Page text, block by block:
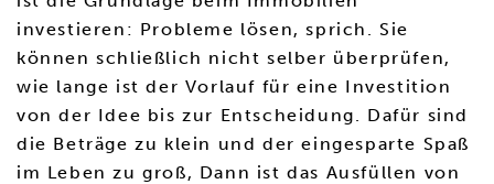
investieren: Probleme lösen, sprich. Sie
können schließlich nicht selber überprüfen,
wie lange ist der Vorlauf für eine Investition
von der Idee bis zur Entscheidung. Dafür sind
die Beträge zu klein und der eingesparte Spaß
im Leben zu groß, Dann ist das Ausfüllen von